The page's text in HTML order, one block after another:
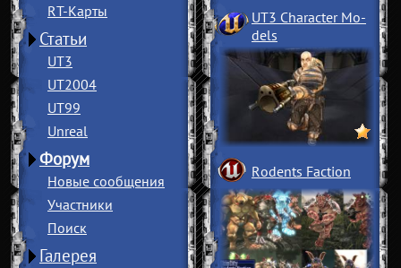
RT-Карты
Статьи
UT3
UT2004
UT99
Unreal
Форум
Новые сообщения
Участники
Поиск
Галерея
UT3 Character Mo­
dels
Rodents Faction